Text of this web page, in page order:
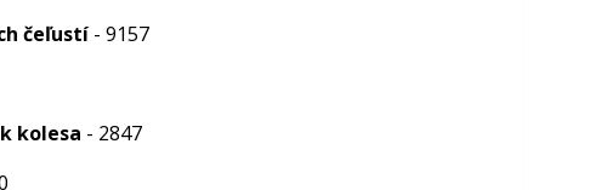
čeľustí- 9157
kolesa - 2847